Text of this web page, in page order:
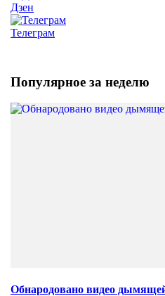
Дзен
Телеграм
Популярное за неделю
Обнародовано видео